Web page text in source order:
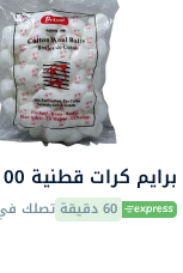
برايم كرات قطنية 100 قطعة
60 دقيقة تصلك